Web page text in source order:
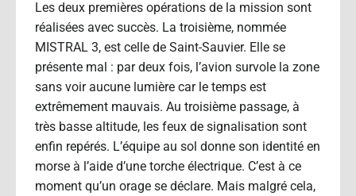
Les deux premières opérations de la mission sont
réalisées avec succès. La troisième, nommée
MISTRAL 3, est celle de Saint-Sauvier. Elle se
présente mal : par deux fois, l’avion survole la zone
sans voir aucune lumière car le temps est
extrêmement mauvais. Au troisième passage, à
très basse altitude, les feux de signalisation sont
enfin repérés. L’équipe au sol donne son identité en
morse à l’aide d’une torche électrique. C’est à ce
moment qu’un orage se déclare. Mais malgré cela,